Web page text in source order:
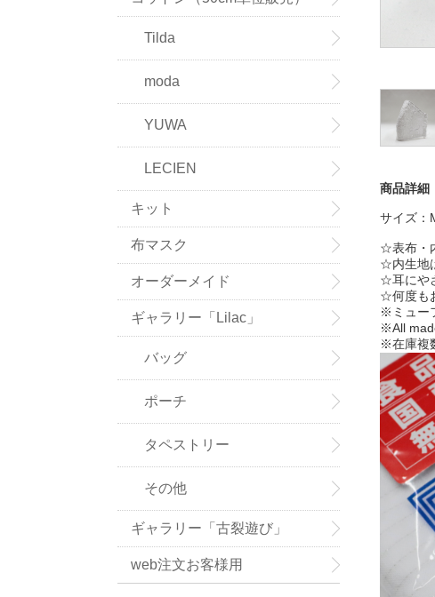
商品詳細
サイズ：
☆表布・
☆内生地
☆耳にや
☆何度も
※ミュー
※All
※在庫複
Tilda
moda
YUWA
LECIEN
キット
布マスク
オーダーメイド
ギャラリー「Lilac」
バッグ
ポーチ
タペストリー
その他
ギャラリー「古裂遊び」
web注文お客様用